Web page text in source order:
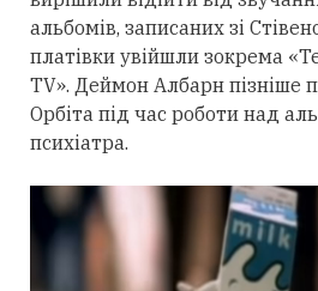
альбомів, записаних зі
платівки увійшли зокрема
TV». Деймон Албарн пізніше
Орбіта під час роботи над
психіатра.